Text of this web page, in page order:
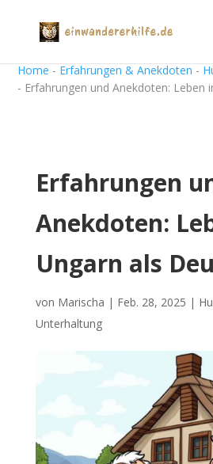
Home - Erfahrungen & Anekdoten -
- Erfahrungen und Anekdoten: Leben
Erfahrungen
Anekdoten:
Ungarn als
von Marischa | Feb. 28, 2025 |
Unterhaltung